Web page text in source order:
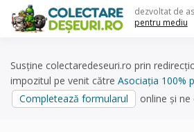
content
dezvoltat de
pentru mediu
Susține colectaredeseuri.ro prin
impozitul pe venit către Asociația 100%
Completează formularul
online și